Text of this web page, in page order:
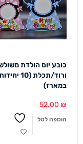
כובע יום הולדת
ורוד/תכלת (10
במארז)
52.00 ₪
הוספה לסל